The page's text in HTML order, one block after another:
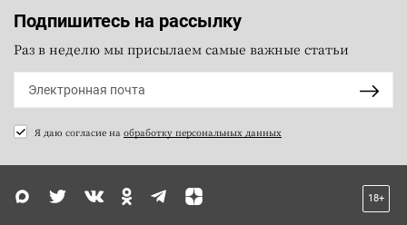
Подпишитесь на рассылку
Раз в неделю мы присылаем самые важные статьи
Я даю согласие на обработку персональных данных
18+